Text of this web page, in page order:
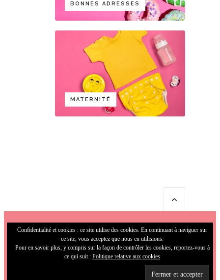
BONNES ADRESSES
MATERNITÉ
© 2009-2026 MamaFunky. All Rights
Confidentialité et cookies : ce site utilise des cookies. En continuant à naviguer sur
ce site, vous acceptez que nous en utilisions.
Pour en savoir plus, y compris sur la façon de contrôler les cookies, reportez-vous à
ce qui suit : Politique relative aux cookies